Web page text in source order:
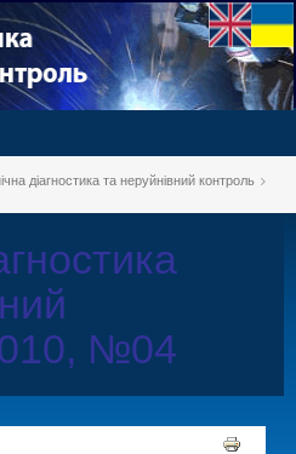
діагностика та неруйнівний контроль
№04